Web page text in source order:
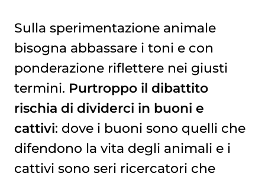
Sulla sperimentazione animale
bisogna abbassare i toni e con
ponderazione riflettere nei giusti
termini. Purtroppo il dibattito
rischia di dividerci in buoni e
cattivi: dove i buoni sono quelli che
difendono la vita degli animali e i
cattivi sono seri ricercatori che